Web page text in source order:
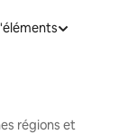
régions et